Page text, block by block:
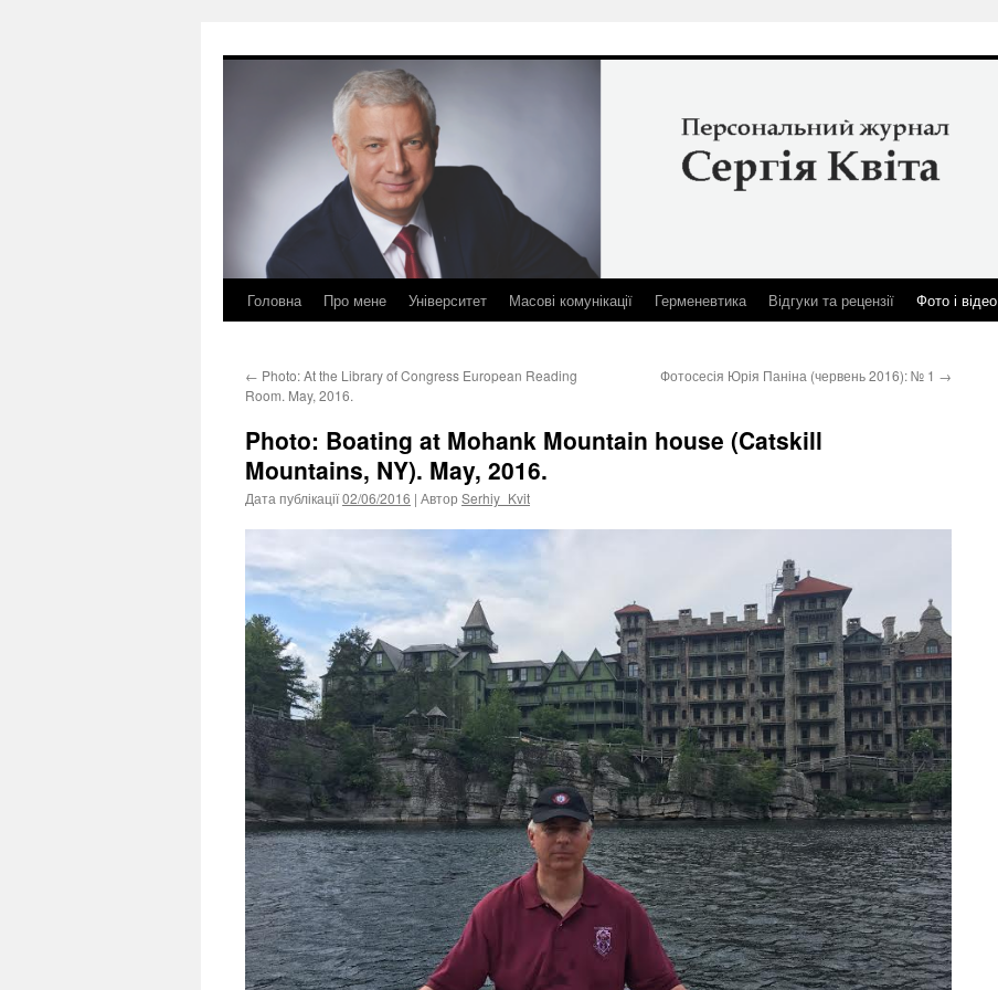
до
Головна Про мене Університет Масові комунікації Герменевтика Відгуки та рецензії Фото і відео
← Photo: At the Library of Congress European Reading
Room. May, 2016.
Фотосесія Юрія Паніна (червень 2016): № 1 →
Photo: Boating at Mohank Mountain house (Catskill
Mountains, NY). May, 2016.
Дата публікації02/06/2016 | Автор Serhiy_Kvit